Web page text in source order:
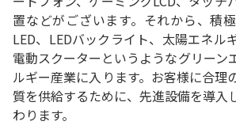
置などがございます。それから、積
LED、LEDバックライト、太陽エネル
電動スクーターというようなグリーン
ルギー産業に入ります。お客様に合理
質を供給するために、先進設備を導入
わります。